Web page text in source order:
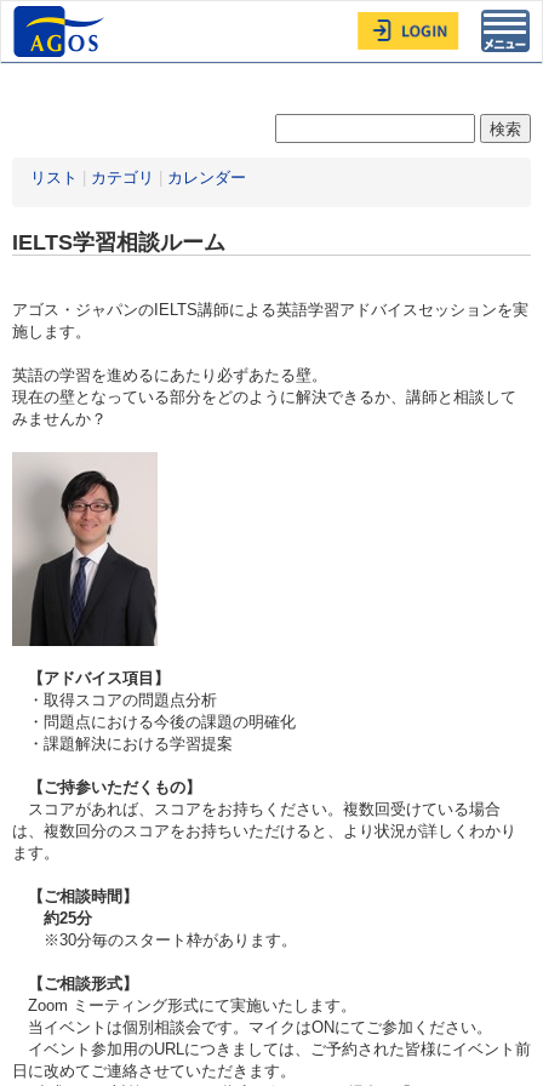
リスト カテゴリ カレンダー
IELTS学習相談ルーム
アゴス・ジャパンのIELTS講師による英語学習アドバイスセッションを実
施します。
英語の学習を進めるにあたり必ずあたる壁。
現在の壁となっている部分をどのように解決できるか、講師と相談して
みませんか？
【アドバイス項目】
・取得スコアの問題点分析
・問題点における今後の課題の明確化
・課題解決における学習提案
【ご持参いただくもの】
スコアがあれば、スコアをお持ちください。複数回受けている場合
は、複数回分のスコアをお持ちいただけると、より状況が詳しくわかり
ます。
【ご相談時間】
約25分
※30分毎のスタート枠があります。
【ご相談形式】
Zoom ミーティング形式にて実施いたします。
当イベントは個別相談会です。マイクはONにてご参加ください。
イベント参加用のURLにつきましては、ご予約された皆様にイベント前
日に改めてご連絡させていただきます。